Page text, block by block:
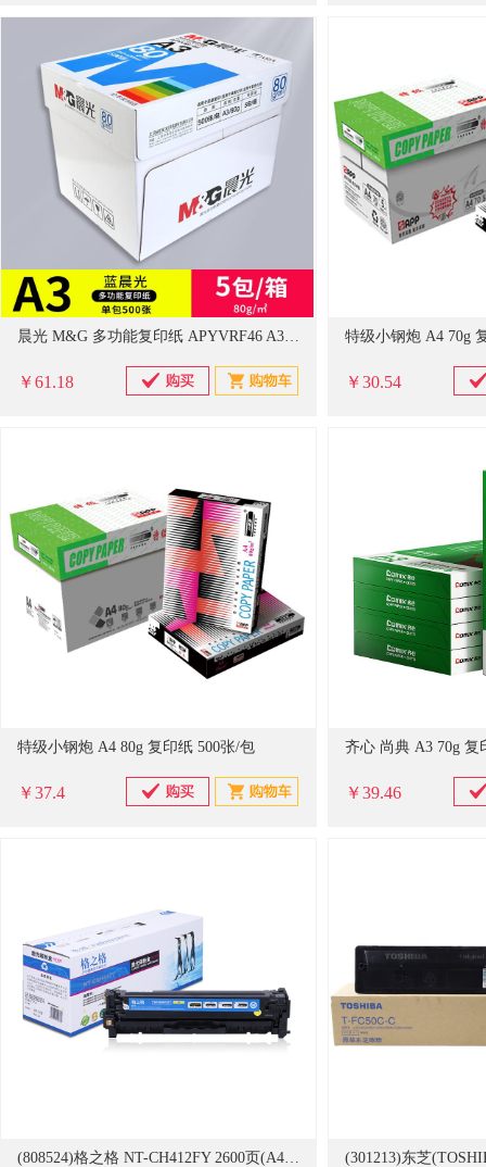
晨光 M&G 多功能复印纸 APYVRF46 A3 80g 500张/包 蓝色包装
￥61.18
特级小钢炮 A4 70g
￥30.54
特级小钢炮 A4 80g 复印纸 500张/包
￥37.4
齐心 尚典 A3 70g 复
￥39.46
(808524)格之格 NT-CH412FY 2600页(A4纸张5%覆盖率)黄色 硒鼓(单位：盒)